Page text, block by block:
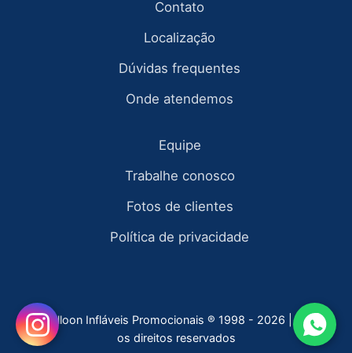
Contato
Localização
Dúvidas frequentes
Onde atendemos
Equipe
Trabalhe conosco
Fotos de clientes
Política de privacidade
Fly Balloon Infláveis Promocionais ® 1998 - 2026 | todos
os direitos reservados